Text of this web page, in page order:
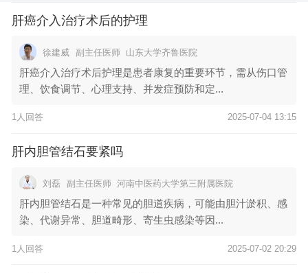
肝癌介入治疗术后的护理
徐建威 副主任医师 山东大学齐鲁医院
肝癌介入治疗术后护理是患者康复的重要环节，需从伤口管
理、饮食调节、心理支持、并发症预防和定...
1人回答 2025-07-04 13:15
肝内胆管结石要紧吗
刘磊 副主任医师 河南中医药大学第三附属医院
肝内胆管结石是一种常见的胆道疾病，可能由胆汁淤积、感
染、代谢异常、胆道畸形、寄生虫感染等因...
1人回答 2025-07-02 20:29